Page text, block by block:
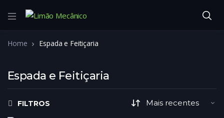
Home Espada e Feitiçaria
Espada e Feitiçaria
FILTROS